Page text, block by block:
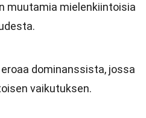
muutamia mielenkiintoisia
dominanssista, jossa
vaikutuksen.